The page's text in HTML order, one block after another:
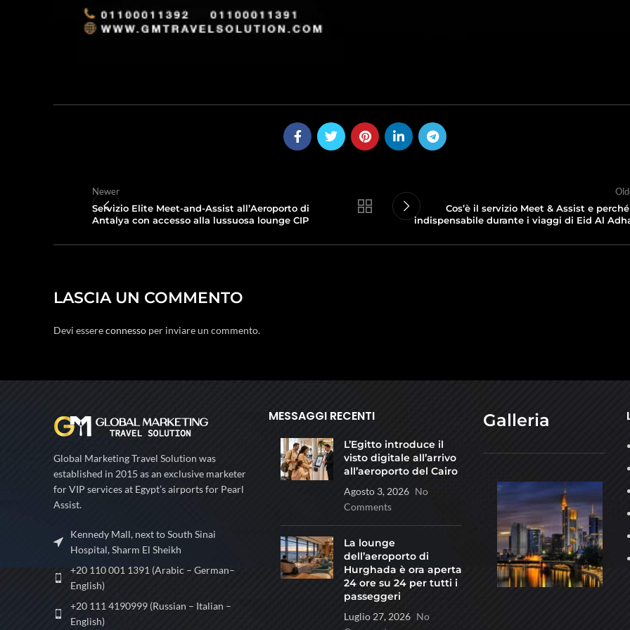
Newer
Servizio Elite Meet-and-Assist all’Aeroporto di
Antalya con accesso alla lussuosa lounge CIP
Cos’è il servizio Meet & Assist e
indispensabile durante i viaggi di Eid Al
LASCIA UN COMMENTO
Devi essereconnesso per inviare un commento.
Global Marketing Travel Solution was
established in 2015 as an exclusive marketer
for VIP services at Egypt’s airports for Pearl
Assist.
Kennedy Mall, next to South Sinai
Hospital, Sharm El Sheikh
+20 110 001 1391 (Arabic – German–
English)
+20 111 4190999 (Russian – Italian –
English)
MESSAGGI RECENTI
L’Egitto introduce il
visto digitale all’arrivo
all’aeroporto del Cairo
Agosto 3, 2026 No
Comments
La lounge
dell’aeroporto di
Hurghada è ora aperta
24 ore su 24 per tutti i
passeggeri
Luglio 27, 2026 No
Galleria